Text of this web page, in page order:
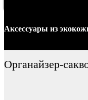
Аксессуары из
Органайзер-